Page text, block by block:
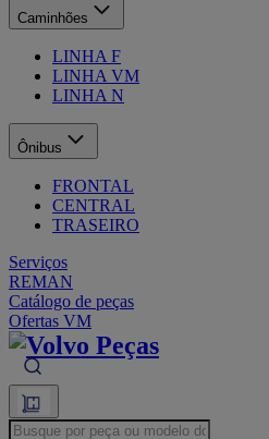
Caminhões
LINHA F
LINHA VM
LINHA N
Ônibus
FRONTAL
CENTRAL
TRASEIRO
Serviços
REMAN
Catálogo de peças
Ofertas VM
Busque por peça ou modelo do veículo